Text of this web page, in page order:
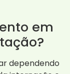
em
dependendo